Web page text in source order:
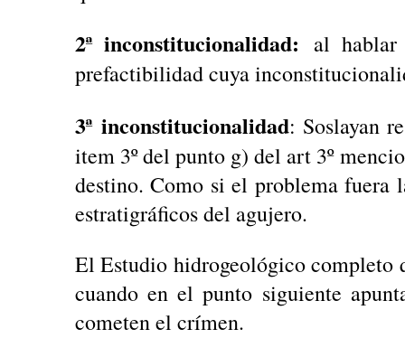
2ª inconstitucionalidad: al hablar
prefactibilidad cuya
3ª inconstitucionalidad: Soslayan
item 3º del punto g) del art 3º
destino. Como si el problema fuera
estratigráficos del agujero.
El Estudio hidrogeológico completo
cuando en el punto siguiente
cometen el crímen.